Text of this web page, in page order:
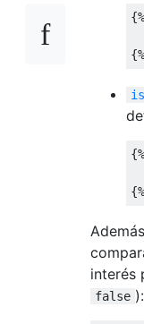
interés
false ):